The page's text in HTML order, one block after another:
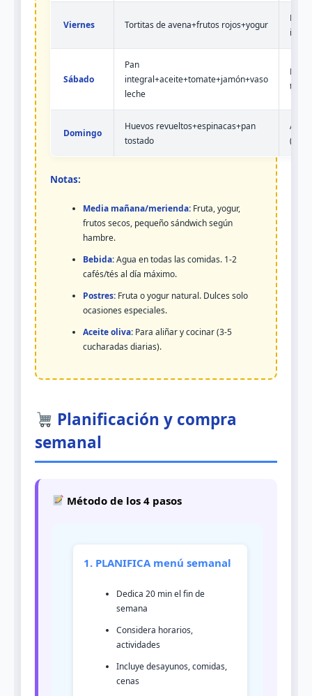
Viernes Tortitas de avena+frutos rojos+yogur
Pasta
Sábado
Pan
integral+aceite+tomate+jamón+vaso
leche
Domingo
Huevos revueltos+espinacas+pan
tostado
Notas:
Media mañana/merienda: Fruta, yogur,
frutos secos, pequeño sándwich según
hambre.
Bebida:Agua en todas las comidas. 1-2
cafés/tés al día máximo.
Postres: Fruta o yogur natural. Dulces solo
ocasiones especiales.
Aceite oliva: Para aliñar y cocinar (3-5
cucharadas diarias).
Planificación y compra
semanal
Método de los 4 pasos
1. PLANIFICA menú semanal
Dedica 20 min el fin de
semana
Considera horarios,
actividades
Incluye desayunos, comidas,
cenas